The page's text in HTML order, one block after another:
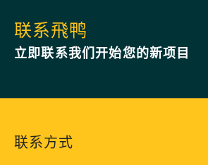
联系飛鸭
立即联系我们开始您的新项目
联系方式